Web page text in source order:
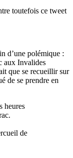
toutefois ce tweet
d’une polémique :
aux Invalides
que se recueillir sur
de se prendre en
heures
de